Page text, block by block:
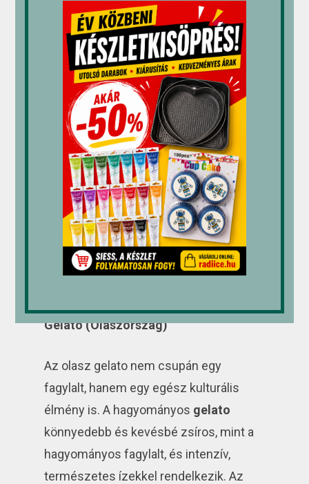
legyen a spagetti hatás.
Halo-Halo (Fülöp-szigetek)
A Halo-Halo a Fülöp-szigetek egyik
legkedveltebbfagylaltkülönlegessége
amely egy igazi íz bomba. Egy tálban
többféle összetevőt találunk, mint
például zselét, lédús gyümölcsöket,
pudingot és rizstésztát, mindezt
fagylalttal és tejjel öntve. A Halo-Halo az
édességek kavalkádját kínálja, és a
különféle ízek és textúrák együttese
Gelato (Olaszország)
Az olasz gelato nem csupán egy
fagylalt, hanem egy egész kulturális
élmény is. A hagyományos gelato
könnyedebb és kevésbé zsíros, mint a
hagyományos fagylalt, és intenzív,
természetes ízekkel rendelkezik. Az